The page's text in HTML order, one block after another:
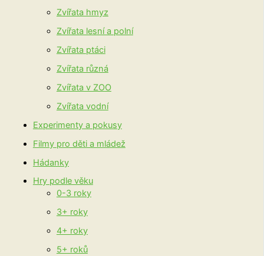
Zvířata hmyz
Zvířata lesní a polní
Zvířata ptáci
Zvířata různá
Zvířata v ZOO
Zvířata vodní
Experimenty a pokusy
Filmy pro děti a mládež
Hádanky
Hry podle věku
0-3 roky
3+ roky
4+ roky
5+ roků